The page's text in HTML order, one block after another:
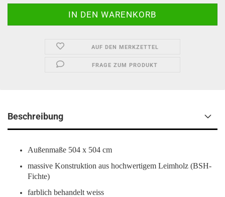
AUF DEN MERKZETTEL
FRAGE ZUM PRODUKT
Beschreibung
Außenmaße 504 x 504 cm
massive Konstruktion aus hochwertigem Leimholz (BSH-
Fichte)
farblich behandelt weiss